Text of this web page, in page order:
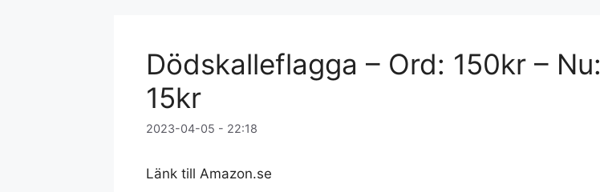
Dödskalleflagga – Ord: 150kr – Nu:
15kr
2023-04-05 - 22:18
Länk till Amazon.se